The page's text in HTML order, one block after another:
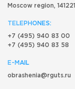
Moscow region, 141221
TELEPHONES:
+7 (495) 940 83 00
+7 (495) 940 83 58
E-MAIL
obrashenia@rguts.ru